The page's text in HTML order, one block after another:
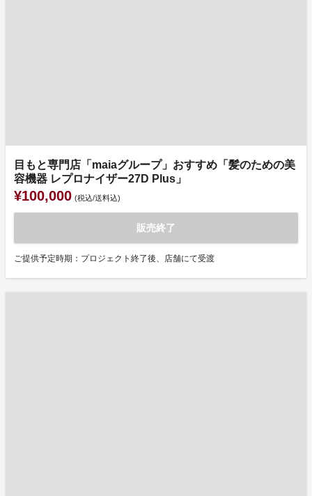
目もと専門店「maiaグループ」おすすめ「髪のための美
容機器 レプロナイザー27D Plus」
¥100,000 (税込/送料込)
販売終了
ご提供予定時期：プロジェクト終了後、店舗にて受渡